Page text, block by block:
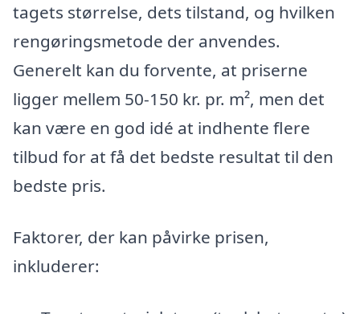
tagets størrelse, dets tilstand, og hvilken
rengøringsmetode der anvendes.
Generelt kan du forvente, at priserne
ligger mellem 50-150 kr. pr. m², men det
kan være en god idé at indhente flere
tilbud for at få det bedste resultat til den
bedste pris.
Faktorer, der kan påvirke prisen,
inkluderer: